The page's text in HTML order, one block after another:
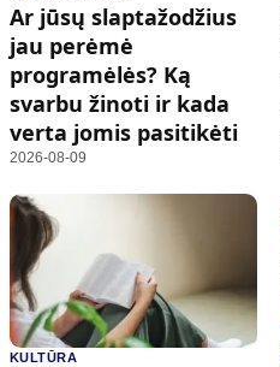
Ar jūsų slaptažodžius
jau perėmė
programėlės? Ką
svarbu žinoti ir kada
verta jomis pasitikėti
2026-08-09
KULTŪRA